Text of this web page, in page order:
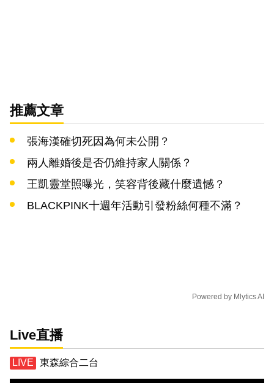
推薦文章
張海漢確切死因為何未公開？
兩人離婚後是否仍維持家人關係？
王凱靈堂照曝光，笑容背後藏什麼遺憾？
BLACKPINK十週年活動引發粉絲何種不滿？
Powered by Mlytics AI
Live直播
東森綜合二台